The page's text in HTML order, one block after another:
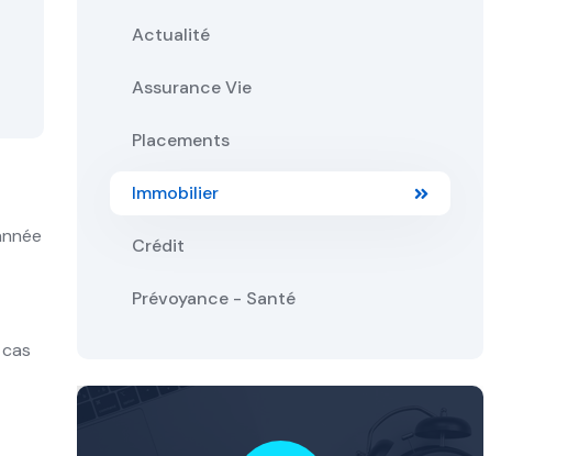
Actualité
Assurance Vie
Placements
Immobilier
Crédit
Prévoyance - Santé